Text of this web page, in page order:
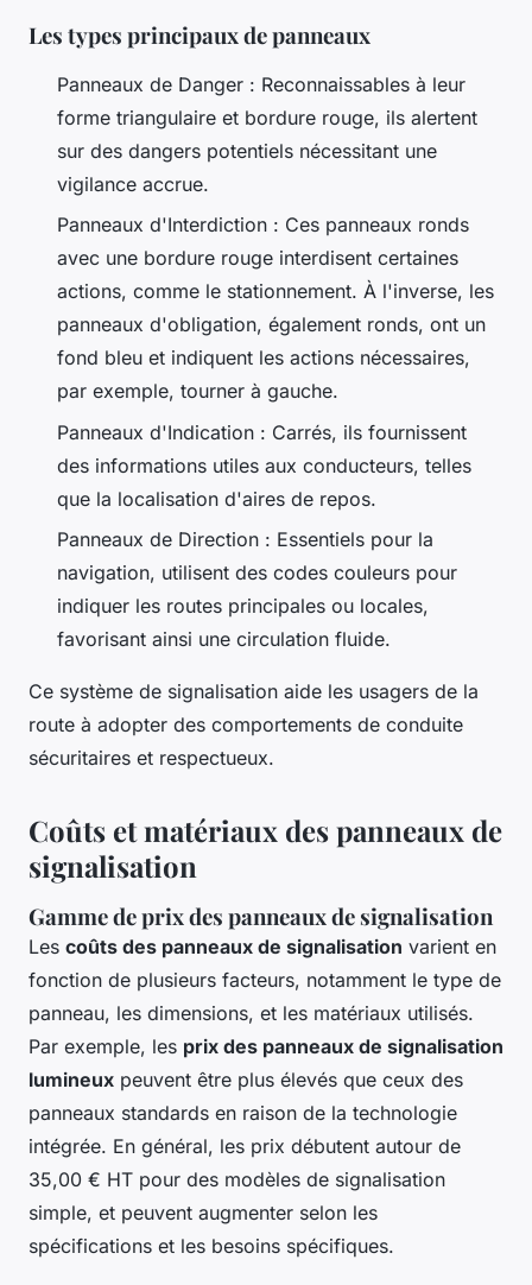
Les types principaux de panneaux
Panneaux de Danger : Reconnaissables à leur
forme triangulaire et bordure rouge, ils alertent
sur des dangers potentiels nécessitant une
vigilance accrue.
Panneaux d'Interdiction : Ces panneaux ronds
avec une bordure rouge interdisent certaines
actions, comme le stationnement. À l'inverse, les
panneaux d'obligation, également ronds, ont un
fond bleu et indiquent les actions nécessaires,
par exemple, tourner à gauche.
Panneaux d'Indication : Carrés, ils fournissent
des informations utiles aux conducteurs, telles
que la localisation d'aires de repos.
Panneaux de Direction : Essentiels pour la
navigation, utilisent des codes couleurs pour
indiquer les routes principales ou locales,
favorisant ainsi une circulation fluide.
Ce système de signalisation aide les usagers de la
route à adopter des comportements de conduite
sécuritaires et respectueux.
Coûts et matériaux des panneaux de
signalisation
Gamme de prix des panneaux de signalisation
Les coûts des panneaux de signalisation varient en
fonction de plusieurs facteurs, notamment le type de
panneau, les dimensions, et les matériaux utilisés.
Par exemple, les prix des panneaux de signalisation
lumineux peuvent être plus élevés que ceux des
panneaux standards en raison de la technologie
intégrée. En général, les prix débutent autour de
35,00 € HT pour des modèles de signalisation
simple, et peuvent augmenter selon les
spécifications et les besoins spécifiques.